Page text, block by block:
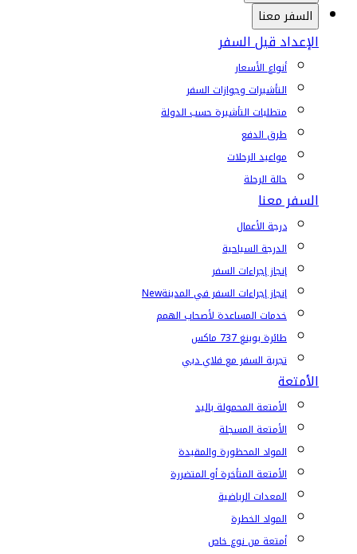
السفر معنا
الإعداد قبل السفر
أنواع الأسعار
التأشيرات وجوازات السفر
متطلبات التأشيرة حسب الدولة
طرق الدفع
مواعيد الرحلات
حالة الرحلة
السفر معنا
درجة الأعمال
الدرجة السياحية
إنجاز إجراءات السفر
إنجاز إجراءات السفر في المدينةNew
خدمات المساعدة لأصحاب الهمم
طائرة بوينغ 737 ماكس
تجربة السفر مع فلاي دبي
الأمتعة
الأمتعة المحمولة باليد
الأمتعة المسجلة
المواد المحظورة والمقيدة
الأمتعة المتأخرة أو المتضررة
المعدات الرياضية
المواد الخطرة
أمتعة من نوع خاص